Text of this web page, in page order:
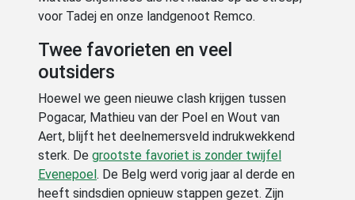
voor Tadej en onze landgenoot Remco.
Twee favorieten en veel
outsiders
Hoewel we geen nieuwe clash krijgen tussen
Pogacar, Mathieu van der Poel en Wout van
Aert, blijft het deelnemersveld indrukwekkend
sterk. De grootste favoriet is zonder twijfel
Evenepoel . De Belg werd vorig jaar al derde en
heeft sindsdien opnieuw stappen gezet. Zijn